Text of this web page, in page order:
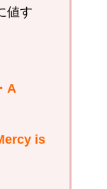
値す
・A
is